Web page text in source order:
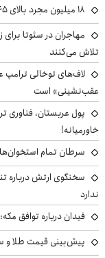
۱۸ میلیون مجرد بالای ۴۵ سال؟ باید نشانه‌های بحران اجتماعی را جدی گرفت
مهاجران در سئوتا
تلاش می‌کنند
لاف‌های توخالی ترامپ
عقب‌نشینی» است
پول عربستان، فناوری
خاورمیانه!
سرطان تمام
سخنگوی ارتش درباره
ندارد
فیدان درباره توافق
پیش‌بینی قیمت طلا و